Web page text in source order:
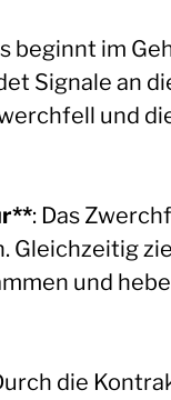
beginnt im
Signale an
und
: Das
Gleichzeitig
und
die